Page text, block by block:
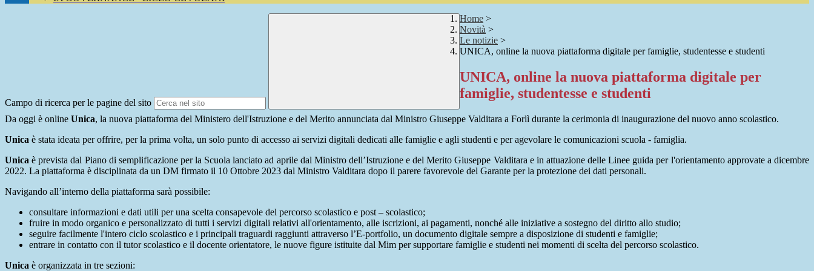
Campo di ricerca per le pagine del sito
Home >
Novità >
Le notizie >
UNICA, online la nuova piattaforma digitale per famiglie, studentesse e studenti
UNICA, online la nuova piattaforma digitale per
famiglie, studentesse e studenti
Da oggi è online Unica, la nuova piattaforma del Ministero dell'Istruzione e del Merito annunciata dal Ministro Giuseppe Valditara a Forlì durante la cerimonia di inaugurazione del nuovo anno scolastico.
Unica è stata ideata per offrire, per la prima volta, un solo punto di accesso ai servizi digitali dedicati alle famiglie e agli studenti e per agevolare le comunicazioni scuola - famiglia.
Unicaè prevista dal Piano di semplificazione per la Scuola lanciato ad aprile dal Ministro dell’Istruzione e del Merito Giuseppe Valditara e in attuazione delle Linee guida per l'orientamento approvate a dicembre
2022. La piattaforma è disciplinata da un DM firmato il 10 Ottobre 2023 dal Ministro Valditara dopo il parere favorevole del Garante per la protezione dei dati personali.
Navigando all’interno della piattaforma sarà possibile:
consultare informazioni e dati utili per una scelta consapevole del percorso scolastico e post – scolastico;
fruire in modo organico e personalizzato di tutti i servizi digitali relativi all'orientamento, alle iscrizioni, ai pagamenti, nonché alle iniziative a sostegno del diritto allo studio;
seguire facilmente l'intero ciclo scolastico e i principali traguardi raggiunti attraverso l’E-portfolio, un documento digitale sempre a disposizione di studenti e famiglie;
entrare in contatto con il tutor scolastico e il docente orientatore, le nuove figure istituite dal Mim per supportare famiglie e studenti nei momenti di scelta del percorso scolastico.
Unica è organizzata in tre sezioni: